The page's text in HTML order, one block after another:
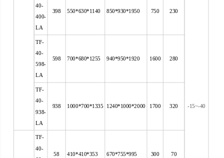
-15~-40
40-
400-
LA
398 550*630*1140 850*930*1950 750 230
TF-
40-
598-
LA
598 700*680*1255 940*950*1920 1600 280
TF-
40-
938-
LA
938 1000*700*1335 1240*1000*2000 1700 320
TF-
40-
58 410*410*353 670*755*995 300 70